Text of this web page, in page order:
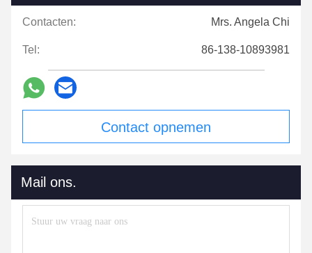
Contacten: Mrs. Angela Chi
Tel: 86-138-10893981
Contact opnemen
Mail ons.